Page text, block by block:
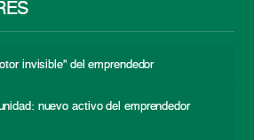
invisible” del emprendedor
nuevo activo del emprendedor